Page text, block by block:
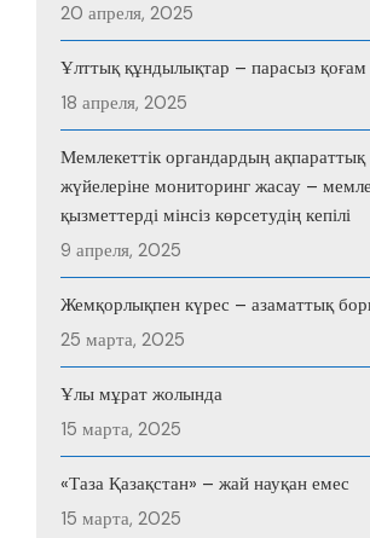
20 апреля, 2025
Ұлттық құндылықтар – парасыз қоғам
18 апреля, 2025
Мемлекеттік органдардың ақпараттық
жүйелеріне мониторинг жасау –
қызметтерді мінсіз көрсетудің кепілі
9 апреля, 2025
Жемқорлықпен күрес – азаматтық
25 марта, 2025
Ұлы мұрат жолында
15 марта, 2025
«Таза Қазақстан» – жай науқан емес
15 марта, 2025